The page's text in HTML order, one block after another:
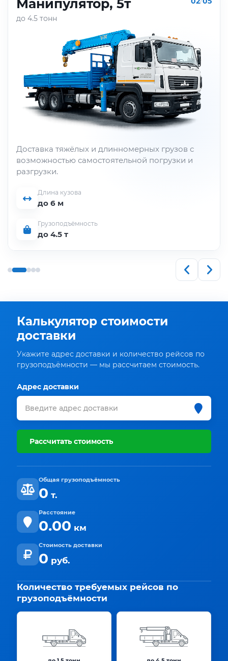
Манипулятор, 5т
до 4.5 тонн
Доставка тяжёлых и длинномерных грузов с
возможностью самостоятельной погрузки и
разгрузки.
Длина кузова
до 6 м
Грузоподъёмность
до 4.5 т
Калькулятор стоимости
доставки
Укажите адрес доставки и количество рейсов по
грузоподъёмности — мы рассчитаем стоимость.
Адрес доставки
Рассчитать стоимость
Общая грузоподъёмность
0 т.
Расстояние
0.00 км
Стоимость доставки
0 руб.
Количество требуемых рейсов по
грузоподъёмности